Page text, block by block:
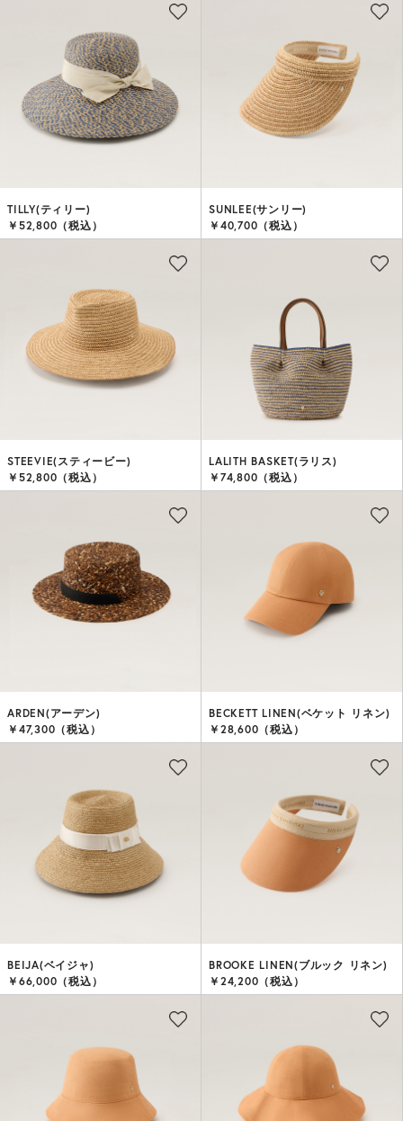
TILLY(ティリー)
￥52,800（税込）
SUNLEE(サンリー)
￥40,700（税込）
STEEVIE(スティービー)
￥52,800（税込）
LALITH BASKET(ラリス)
￥74,800（税込）
ARDEN(アーデン)
￥47,300（税込）
BECKETT LINEN(ベケット リネン)
￥28,600（税込）
BEIJA(ベイジャ)
￥66,000（税込）
BROOKE LINEN(ブルック リネン)
￥24,200（税込）